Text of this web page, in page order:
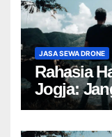
JASA SEWA DRONE
Rahasia
Jogja: